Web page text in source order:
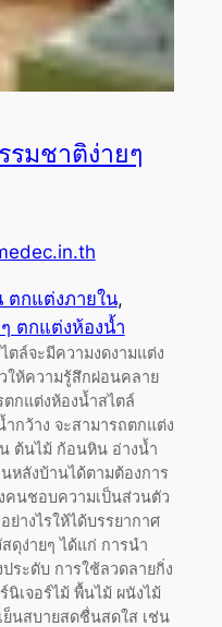
มชาติง่ายๆ
ตกแต่งภายใน
ตกแต่งห้องน้ำ
จะมีความงดงามแต่ง
ให้ความรู้สึกผ่อนคลาย
กแต่งห้องน้ำสไตล์
ว้าง จะสามารถตกแต่ง
ต้นไม้ ก้อนหิน อ่างน้ำ
หลังบ้านได้ตามต้องการ
คนชอบความเป็นส่วนตัว
างไรให้ได้บรรยากาศ
ดุง่ายๆ ได้แก่ การนำ
ระดับ การใช้ลวดลายกิ่ง
เจอร์ไม้ พื้นไม้ ผนังไม้
นสบายสดชื่นสดใส เช่น